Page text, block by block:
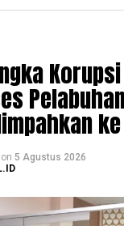
ke
on 5 Agustus 2026